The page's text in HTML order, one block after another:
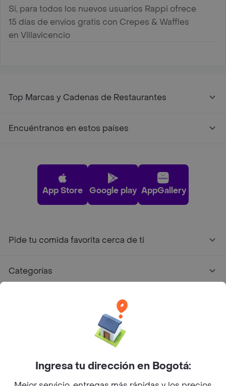
Sí, para todos los nuevos usuarios Rappi ofrece
15 días de envíos gratis con Crepes & Waffles
en Villavicencio
Top Marcas y Cadenas de Restaurantes
Encuéntranos en estos países
App Store Google play AppGallery
Pide tu comida favorita cerca de ti
Categorías
Facebook
Twitter
Instagram
Ingresa tu dirección en Bogotá: